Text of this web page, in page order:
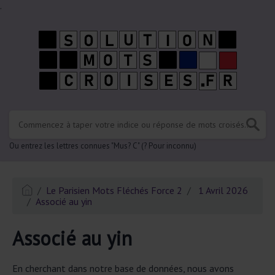
.
Ou entrez les lettres connues "Mus? C" (? Pour inconnu)
Le Parisien Mots Fléchés Force 2
1 Avril 2026
Associé au yin
Associé au yin
En cherchant dans notre base de données, nous avons